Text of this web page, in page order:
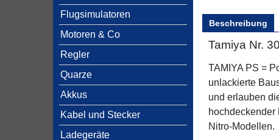
Flugsimulatoren
Motoren & Co
Regler
Quarze
Akkus
Kabel und Stecker
Ladegeräte
Beschreibung
Tamiya Nr.
TAMIYA PS =
unlackierte
und erlauben
hochdeckender
Nitro-Modellen.